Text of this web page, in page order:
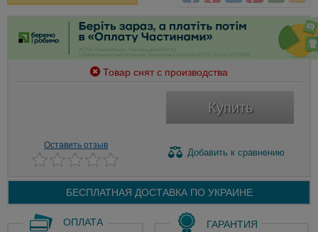
Товар снят с производства
Купить
Оставить отзыв
Добавить к сравнению
БЕСПЛАТНАЯ ДОСТАВКА ПО УКРАИНЕ
ОПЛАТА ГАРАНТИЯ